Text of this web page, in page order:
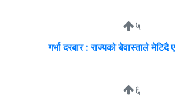
५
गर्भा दरबार : राज्यको बेवास्ताले मेटिदै
६